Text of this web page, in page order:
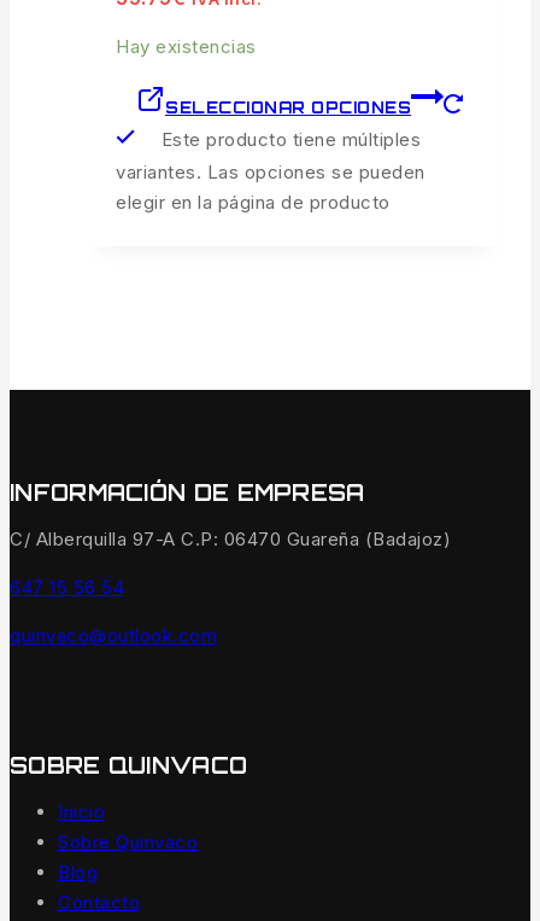
Hay existencias
SELECCIONAR OPCIONES
Este producto tiene múltiples
variantes. Las opciones se pueden
elegir en la página de producto
INFORMACIÓN DE EMPRESA
C/ Alberquilla 97-A C.P: 06470 Guareña (Badajoz)
647 15 56 54
quinvaco@outlook.com
SOBRE QUINVACO
Inicio
Sobre Quinvaco
Blog
Contacto